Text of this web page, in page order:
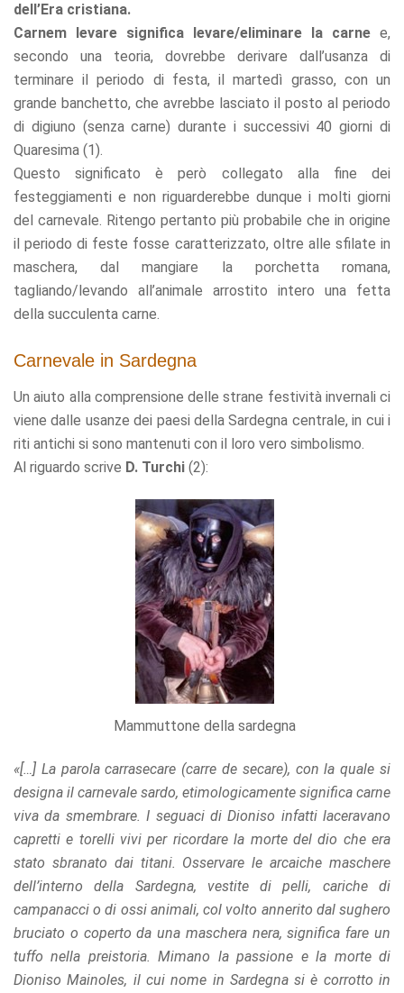
dell’Era cristiana.
Carnem levare significa levare/eliminare la carne e,
secondo una teoria, dovrebbe derivare dall’usanza di
terminare il periodo di festa, il martedì grasso, con un
grande banchetto, che avrebbe lasciato il posto al periodo
di digiuno (senza carne) durante i successivi 40 giorni di
Quaresima (1).
Questo significato è però collegato alla fine dei
festeggiamenti e non riguarderebbe dunque i molti giorni
del carnevale. Ritengo pertanto più probabile che in origine
il periodo di feste fosse caratterizzato, oltre alle sfilate in
maschera, dal mangiare la porchetta romana,
tagliando/levando all’animale arrostito intero una fetta
della succulenta carne.
Carnevale in Sardegna
Un aiuto alla comprensione delle strane festività invernali ci
viene dalle usanze dei paesi della Sardegna centrale, in cui i
riti antichi si sono mantenuti con il loro vero simbolismo.
Al riguardo scrive D. Turchi (2):
Mammuttone della sardegna
«[…] La parola carrasecare (carre de secare), con la quale si
designa il carnevale sardo, etimologicamente significa carne
viva da smembrare. I seguaci di Dioniso infatti laceravano
capretti e torelli vivi per ricordare la morte del dio che era
stato sbranato dai titani. Osservare le arcaiche maschere
dell’interno della Sardegna, vestite di pelli, cariche di
campanacci o di ossi animali, col volto annerito dal sughero
bruciato o coperto da una maschera nera, significa fare un
tuffo nella preistoria. Mimano la passione e la morte di
Dioniso Mainoles, il cui nome in Sardegna si è corrotto in
By sharing
your
interests
behavior as
you visit our
site, you
increase the
chance of
seeing
personalized
content and
offers.